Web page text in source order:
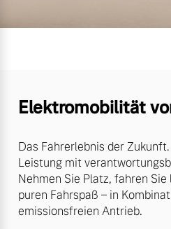
Elektromobilität
Das Fahrerlebnis der
Leistung mit
Nehmen Sie Platz, fahren
puren Fahrspaß – in
emissionsfreien Antrieb.